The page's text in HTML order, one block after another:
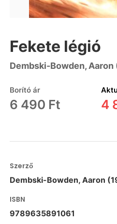
Fekete légió
Dembski-Bowden, Aaron
Borító ár
6 490 Ft 4
Szerző
Dembski-Bowden, Aaron
ISBN
9789635891061